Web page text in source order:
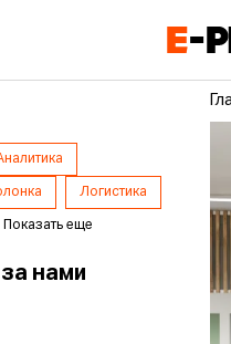
Логистика
Показать еще
нами